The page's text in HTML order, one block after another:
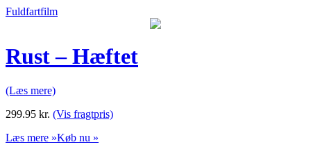
Fuldfartfilm
Rust – Hæftet
(Læs mere)
299.95 kr. (Vis fragtpris)
Læs mere »Køb nu »